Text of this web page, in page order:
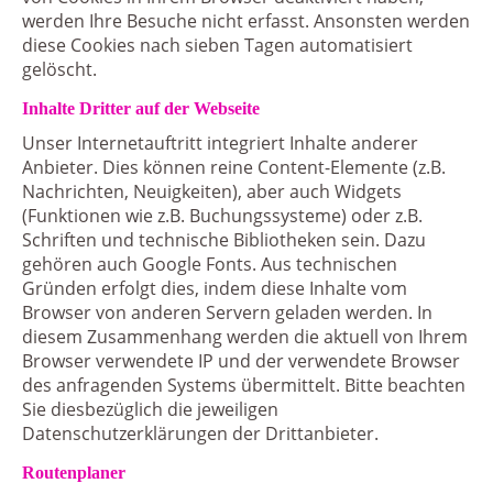
werden Ihre Besuche nicht erfasst. Ansonsten werden
diese Cookies nach sieben Tagen automatisiert
gelöscht.
Inhalte Dritter auf der Webseite
Unser Internetauftritt integriert Inhalte anderer
Anbieter. Dies können reine Content-Elemente (z.B.
Nachrichten, Neuigkeiten), aber auch Widgets
(Funktionen wie z.B. Buchungssysteme) oder z.B.
Schriften und technische Bibliotheken sein. Dazu
gehören auch Google Fonts. Aus technischen
Gründen erfolgt dies, indem diese Inhalte vom
Browser von anderen Servern geladen werden. In
diesem Zusammenhang werden die aktuell von Ihrem
Browser verwendete IP und der verwendete Browser
des anfragenden Systems übermittelt. Bitte beachten
Sie diesbezüglich die jeweiligen
Datenschutzerklärungen der Drittanbieter.
Routenplaner